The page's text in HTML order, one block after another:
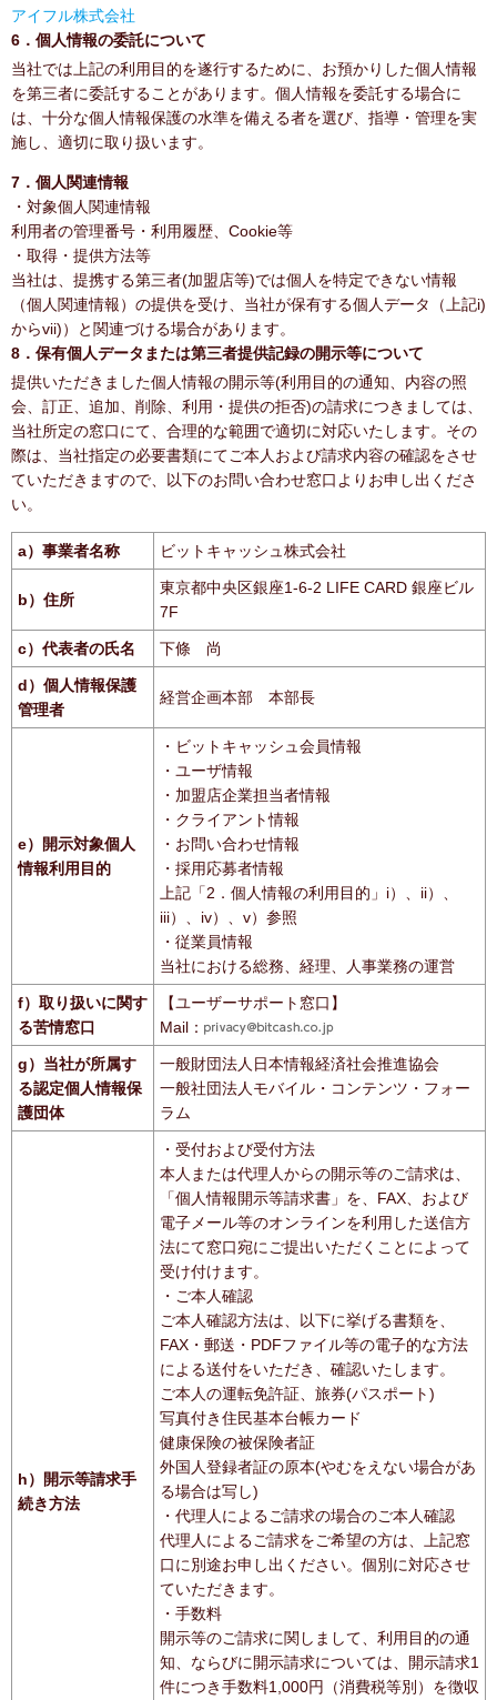
アイフル株式会社
6．個人情報の委託について
当社では上記の利用目的を遂行するために、お預かりした個人情報
を第三者に委託することがあります。個人情報を委託する場合に
は、十分な個人情報保護の水準を備える者を選び、指導・管理を実
施し、適切に取り扱います。
7．個人関連情報
・対象個人関連情報
利用者の管理番号・利用履歴、Cookie等
・取得・提供方法等
当社は、提携する第三者(加盟店等)では個人を特定できない情報
（個人関連情報）の提供を受け、当社が保有する個人データ（上記i)
からvii)）と関連づける場合があります。
8．保有個人データまたは第三者提供記録の開示等について
提供いただきました個人情報の開示等(利用目的の通知、内容の照
会、訂正、追加、削除、利用・提供の拒否)の請求につきましては、
当社所定の窓口にて、合理的な範囲で適切に対応いたします。その
際は、当社指定の必要書類にてご本人および請求内容の確認をさせ
ていただきますので、以下のお問い合わせ窓口よりお申し出くださ
い。
a）事業者名称 ビットキャッシュ株式会社
b）住所
東京都中央区銀座1-6-2 LIFE CARD 銀座ビル
7F
c）代表者の氏名 下條 尚
d）個人情報保護
管理者
経営企画本部 本部長
e）開示対象個人
情報利用目的
・ビットキャッシュ会員情報
・ユーザ情報
・加盟店企業担当者情報
・クライアント情報
・お問い合わせ情報
・採用応募者情報
上記「2．個人情報の利用目的」i）、ii）、
iii）、iv）、v）参照
・従業員情報
当社における総務、経理、人事業務の運営
f）取り扱いに関す
る苦情窓口
【ユーザーサポート窓口】
Mail：
g）当社が所属す
る認定個人情報保
護団体
一般財団法人日本情報経済社会推進協会
一般社団法人モバイル・コンテンツ・フォー
ラム
h）開示等請求手
続き方法
・受付および受付方法
本人または代理人からの開示等のご請求は、
「個人情報開示等請求書」を、FAX、および
電子メール等のオンラインを利用した送信方
法にて窓口宛にご提出いただくことによって
受け付けます。
・ご本人確認
ご本人確認方法は、以下に挙げる書類を、
FAX・郵送・PDFファイル等の電子的な方法
による送付をいただき、確認いたします。
ご本人の運転免許証、旅券(パスポート)
写真付き住民基本台帳カード
健康保険の被保険者証
外国人登録者証の原本(やむをえない場合があ
る場合は写し)
・代理人によるご請求の場合のご本人確認
代理人によるご請求をご希望の方は、上記窓
口に別途お申し出ください。個別に対応させ
ていただきます。
・手数料
開示等のご請求に関しまして、利用目的の通
知、ならびに開示請求については、開示請求1
件につき手数料1,000円（消費税等別）を徴収